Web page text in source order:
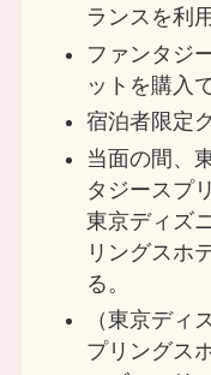
ランスを利
ファンタジ
ットを購入
宿泊者限定
当面の間、
タジースプ
東京ディズ
リングスホ
る。
（東京ディ
プリングス